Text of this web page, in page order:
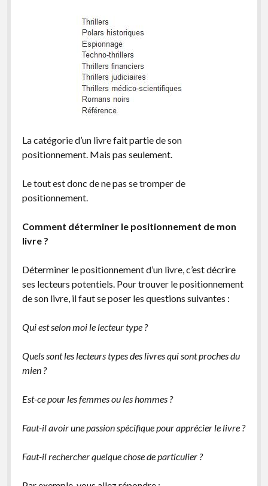
La catégorie d’un livre fait partie de son
positionnement. Mais pas seulement.
Le tout est donc de ne pas se tromper de
positionnement.
Comment déterminer le positionnement de mon
livre ?
Déterminer le positionnement d’un livre, c’est décrire
ses lecteurs potentiels. Pour trouver le positionnement
de son livre, il faut se poser les questions suivantes :
Qui est selon moi le lecteur type ?
Quels sont les lecteurs types des livres qui sont proches du
mien ?
Est-ce pour les femmes ou les hommes ?
Faut-il avoir une passion spécifique pour apprécier le livre ?
Faut-il rechercher quelque chose de particulier ?